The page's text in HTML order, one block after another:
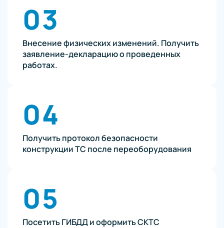
03
Внесение физических изменений. Получить
заявление-декларацию о проведенных
работах.
04
Получить протокол безопасности
конструкции ТС после переоборудования
05
Посетить ГИБДД и оформить СКТС